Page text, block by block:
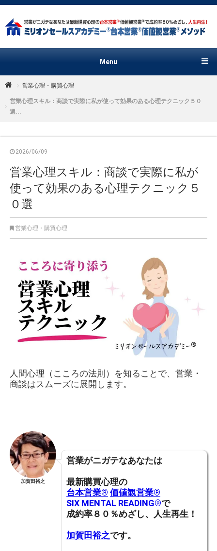
Menu
営業心理・購買心理
営業心理スキル：商談で実際に私が使って効果のある心理テクニック５０
選...
2026/06/09
営業心理スキル：商談で実際に私が
使って効果のある心理テクニック５
０選
営業心理・購買心理
人間心理（こころの法則）を知ることで、営業・
商談はスムーズに展開します。
加賀田裕之
営業がニガテなあなたは
最新購買心理の
台本営業®︎ 価値観営業®︎
SIX MENTAL READING®︎で
成約率８０％めざし、人生再生！
加賀田裕之です。